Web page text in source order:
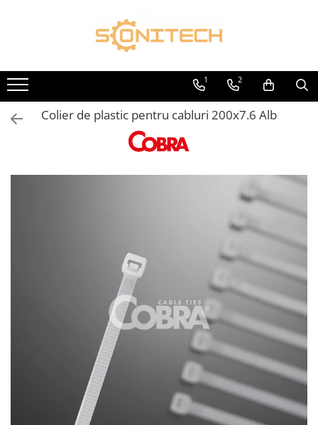
Toate Produsele
FOTOVOLTAICE
Acumulatori
ATS / Comutatoare Transfer
Sisteme Fotovoltaice Complete cu
Busbar Șine Conexiuni
Cabluri și accesorii
Jgheab metalic
1 2
Colier de plastic pentru cabluri 200x7.6 Alb